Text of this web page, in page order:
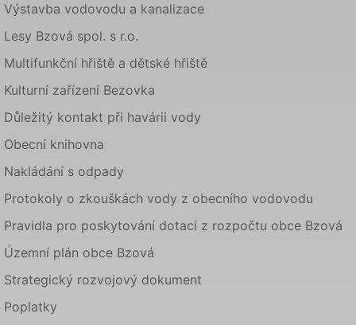
Výstavba vodovodu a kanalizace
Lesy Bzová spol. s r.o.
Multifunkční hřiště a dětské hřiště
Kulturní zařízení Bezovka
Důležitý kontakt při havárii vody
Obecní knihovna
Nakládání s odpady
Protokoly o zkouškách vody z obecního vodovodu
Pravidla pro poskytování dotací z rozpočtu obce Bzová
Územní plán obce Bzová
Strategický rozvojový dokument
Poplatky